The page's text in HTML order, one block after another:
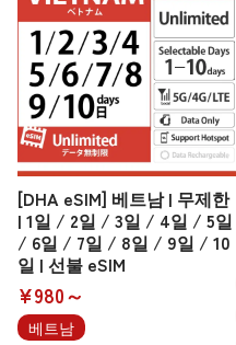
[DHA eSIM] 베트남 | 무제한
| 1일 / 2일 / 3일 / 4일 / 5일
/ 6일 / 7일 / 8일 / 9일 / 10
일 | 선불 eSIM
¥980～
베트남